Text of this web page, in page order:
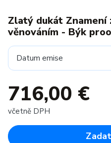
Zlatý dukát Znamení
věnováním - Býk
Datum emise
716,00 €
včetně DPH